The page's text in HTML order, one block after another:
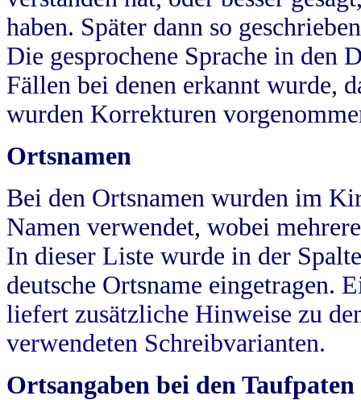
haben. Später dann so
Die gesprochene Sprache in
Fällen bei denen erkannt wurde,
wurden Korrekturen
Ortsnamen
Bei den Ortsnamen wurden im
Namen verwendet, wobei
In dieser Liste wurde in der
deutsche Ortsname eingetragen.
liefert zusätzliche Hinweise zu
verwendeten Schreibvarianten.
Ortsangaben bei den Taufpaten